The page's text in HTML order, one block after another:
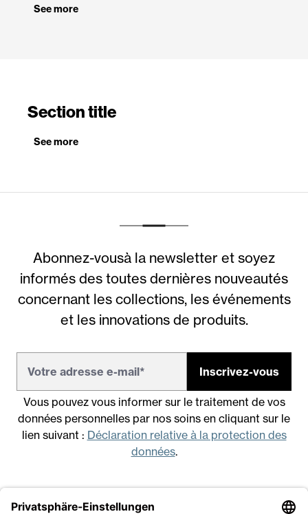
See more
Section title
See more
Abonnez-vousà la newsletter et soyez
informés des toutes dernières nouveautés
concernant les collections, les événements
et les innovations de produits.
Inscrivez-vous
Vous pouvez vous informer sur le traitement de vos
données personnelles par nos soins en cliquant sur le
lien suivant : Déclaration relative à la protection des
données.